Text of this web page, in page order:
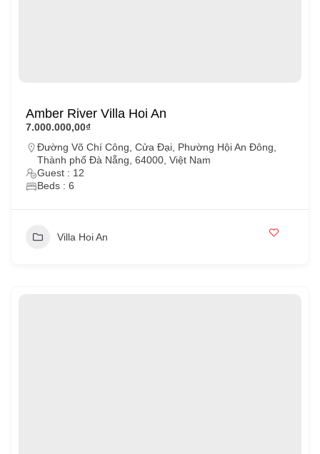
Amber River Villa Hoi An
7.000.000,00₫
Đường Võ Chí Công, Cửa Đại, Phường Hội An Đông,
Thành phố Đà Nẵng, 64000, Việt Nam
Guest : 12
Beds : 6
Villa Hoi An